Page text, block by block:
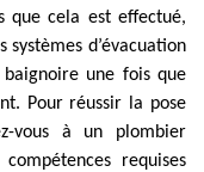
que cela est effectué,
d’évacuation
une fois que
Pour réussir la pose
vous à un plombier
requises